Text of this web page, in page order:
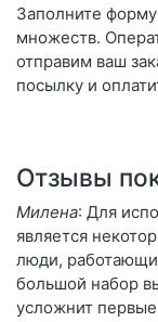
Заполните форму
множеств.
отправим ваш
посылку и
Отзывы
Милена: Для
является
люди,
большой набор
усложнит первые